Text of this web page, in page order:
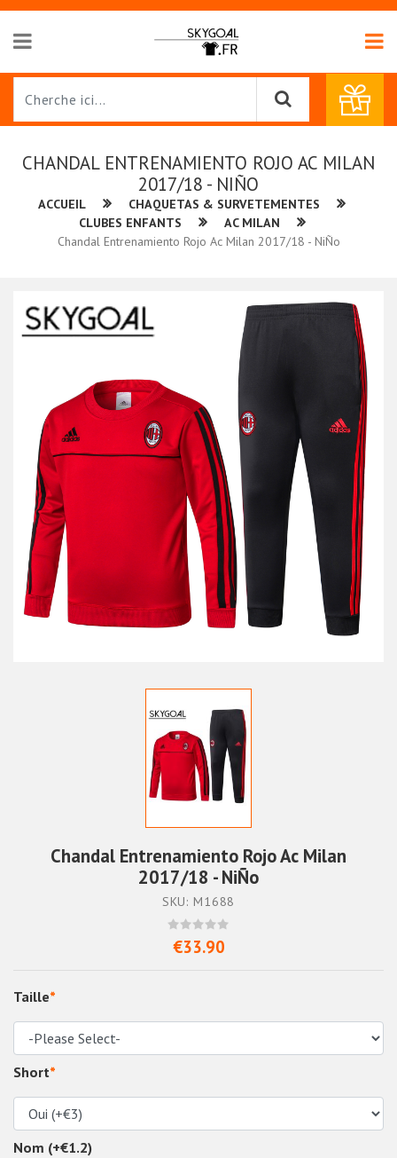
CHANDAL ENTRENAMIENTO ROJO AC MILAN
2017/18 - NIÑO
ACCUEIL
CHAQUETAS & SURVETEMENTES
CLUBES ENFANTS
AC MILAN
Chandal Entrenamiento Rojo Ac Milan 2017/18 - NiÑo
Chandal Entrenamiento Rojo Ac Milan
2017/18 - NiÑo
SKU: M1688
€33.90
Taille*
Short*
Nom (+€1.2)